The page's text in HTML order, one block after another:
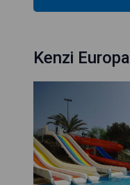
Kenzi Europa